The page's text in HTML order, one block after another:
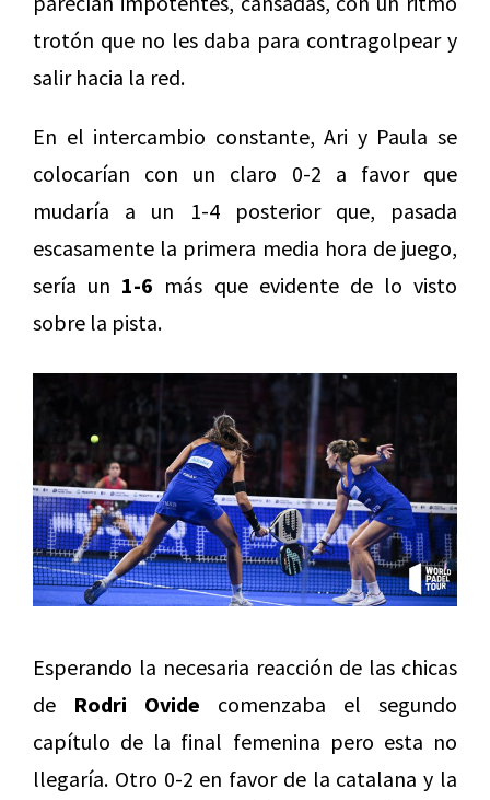
trotón que no les daba para contragolpear y
salir hacia la red.
En el intercambio constante, Ari y Paula se
colocarían con un claro 0-2 a favor que
mudaría a un 1-4 posterior que, pasada
escasamente la primera media hora de juego,
sería un 1-6 más que evidente de lo visto
sobre la pista.
Esperando la necesaria reacción de las chicas
de Rodri Ovide comenzaba el segundo
capítulo de la final femenina pero esta no
llegaría. Otro 0-2 en favor de la catalana y la